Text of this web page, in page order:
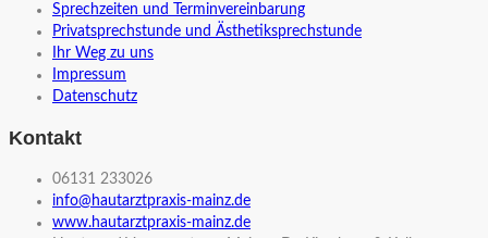
Sprechzeiten und Terminvereinbarung
Privatsprechstunde und Ästhetiksprechstunde
Ihr Weg zu uns
Impressum
Datenschutz
Kontakt
06131 233026
info@hautarztpraxis-mainz.de
www.hautarztpraxis-mainz.de